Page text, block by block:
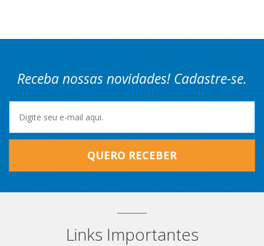
Receba nossas novidades! Cadastre-se.
QUERO RECEBER
Links Importantes